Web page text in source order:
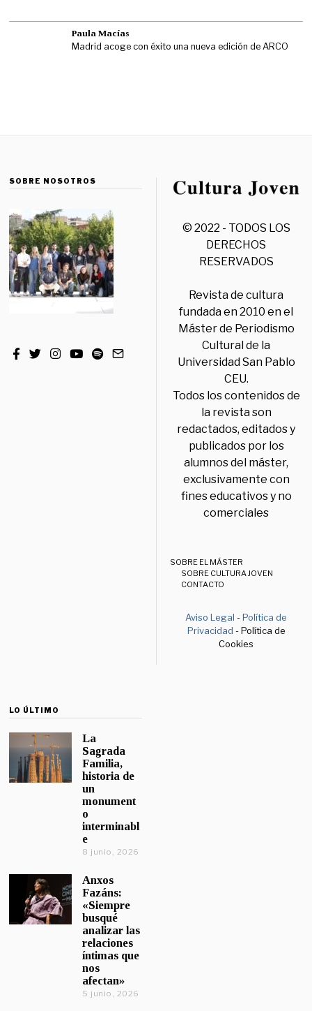
Paula Macías
Madrid acoge con éxito una nueva edición de ARCO
SOBRE NOSOTROS
© 2022 - TODOS LOS
DERECHOS
RESERVADOS
Revista de cultura
fundada en 2010 en el
Máster de Periodismo
Cultural de la
Universidad San Pablo
CEU.
Todos los contenidos de
la revista son
redactados, editados y
publicados por los
alumnos del máster,
exclusivamente con
fines educativos y no
comerciales
SOBRE EL MÁSTER
SOBRE CULTURA JOVEN
CONTACTO
Aviso Legal -Política de
Privacidad - Política de
Cookies
LO ÚLTIMO
La
Sagrada
Familia,
historia de
un
monument
o
interminabl
e
8 junio, 2026
Anxos
Fazáns:
«Siempre
busqué
analizar las
relaciones
íntimas que
nos
afectan»
5 junio, 2026